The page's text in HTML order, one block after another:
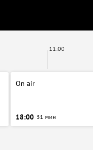
11:00
On air
18:00 31 мин